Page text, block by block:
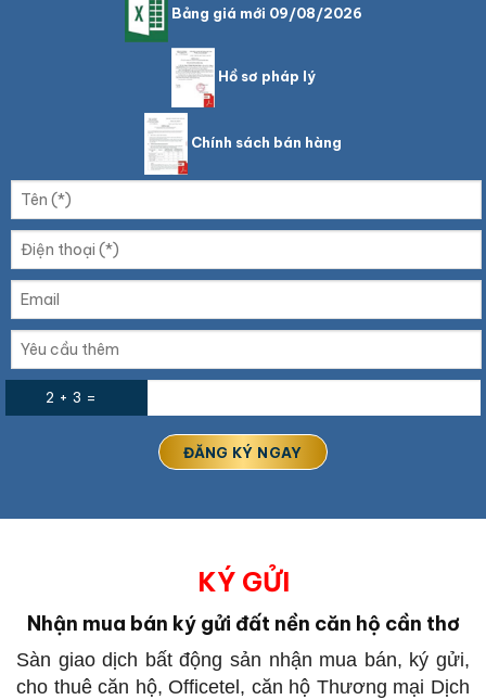
Bảng giá mới 09/08/2026
Hồ sơ pháp lý
Chính sách bán hàng
2 + 3 =
KÝ GỬI
Nhận mua bán ký gửi đất nền căn hộ cần thơ
Sàn giao dịch bất động sản nhận mua bán, ký gửi,
cho thuê căn hộ, Officetel, căn hộ Thương mại Dịch